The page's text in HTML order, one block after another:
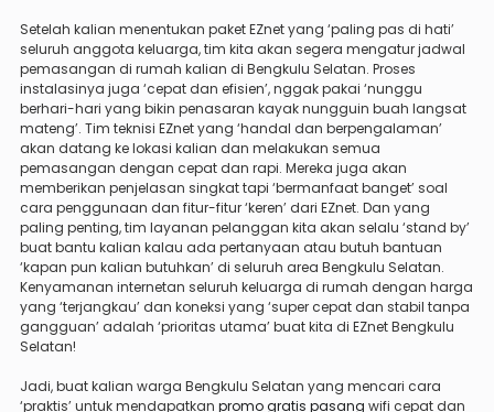
Setelah kalian menentukan paket EZnet yang ‘paling pas di hati’
seluruh anggota keluarga, tim kita akan segera mengatur jadwal
pemasangan di rumah kalian di Bengkulu Selatan. Proses
instalasinya juga ‘cepat dan efisien’, nggak pakai ‘nunggu
berhari-hari yang bikin penasaran kayak nungguin buah langsat
mateng’. Tim teknisi EZnet yang ‘handal dan berpengalaman’
akan datang ke lokasi kalian dan melakukan semua
pemasangan dengan cepat dan rapi. Mereka juga akan
memberikan penjelasan singkat tapi ‘bermanfaat banget’ soal
cara penggunaan dan fitur-fitur ‘keren’ dari EZnet. Dan yang
paling penting, tim layanan pelanggan kita akan selalu ‘stand by’
buat bantu kalian kalau ada pertanyaan atau butuh bantuan
‘kapan pun kalian butuhkan’ di seluruh area Bengkulu Selatan.
Kenyamanan internetan seluruh keluarga di rumah dengan harga
yang ‘terjangkau’ dan koneksi yang ‘super cepat dan stabil tanpa
gangguan’ adalah ‘prioritas utama’ buat kita di EZnet Bengkulu
Selatan!
Jadi, buat kalian warga Bengkulu Selatan yang mencari cara
‘praktis’ untuk mendapatkan promo gratis pasang wifi cepat dan